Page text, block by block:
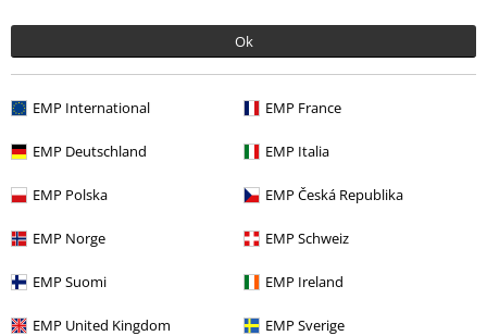
Ok
EMP International EMP France
EMP Deutschland EMP Italia
EMP Polska EMP Česká Republika
EMP Norge EMP Schweiz
EMP Suomi EMP Ireland
EMP United Kingdom EMP Sverige
Offre pour toi
Concours